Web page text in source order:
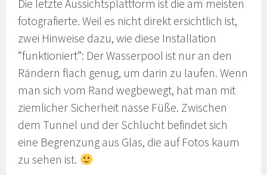
Die letzte Aussichtsplattform ist die am meisten
fotografierte. Weil es nicht direkt ersichtlich ist,
zwei Hinweise dazu, wie diese Installation
“funktioniert”: Der Wasserpool ist nur an den
Rändern flach genug, um darin zu laufen. Wenn
man sich vom Rand wegbewegt, hat man mit
ziemlicher Sicherheit nasse Füße. Zwischen
dem Tunnel und der Schlucht befindet sich
eine Begrenzung aus Glas, die auf Fotos kaum
zu sehen ist.